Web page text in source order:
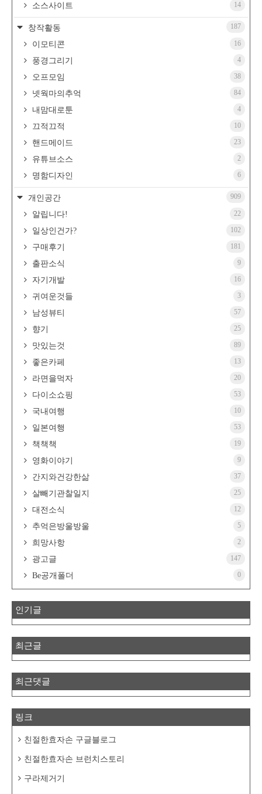
소스사이트 14
창작활동 187
이모티콘 16
풍경그리기 4
오프모임 38
넷웍마의추억 84
내맘대로툰 4
끄적끄적 10
핸드메이드 23
유튜브소스 2
명함디자인 6
개인공간 909
알립니다! 22
일상인건가? 102
구매후기 181
출판소식 9
자기개발 16
귀여운것들 3
남성뷰티 57
향기 25
맛있는것 89
좋은카페 13
라면을먹자 20
다이소쇼핑 53
국내여행 10
일본여행 53
책책책 19
영화이야기 9
간지와건강한삶 37
살빼기관찰일지 25
대전소식 12
추억은방울방울 5
희망사항 2
광고글 147
Be공개폴더 0
인기글
최근글
최근댓글
링크
친절한효자손 구글블로그
친절한효자손 브런치스토리
구라제거기